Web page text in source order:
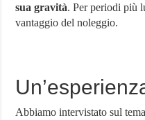
sua gravità. Per periodi più
vantaggio del noleggio.
Abbiamo intervistato sul